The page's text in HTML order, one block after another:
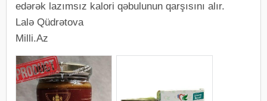
edərək lazımsız kalori qəbulunun qarşısını alır.
Lalə Qüdrətova
Milli.Az